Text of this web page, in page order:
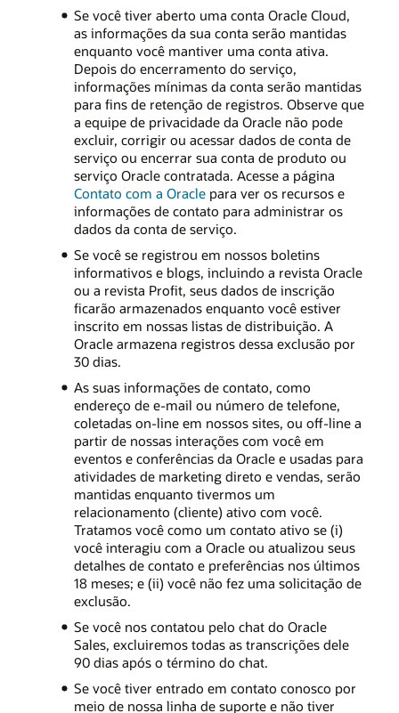
Se você tiver aberto uma conta Oracle Cloud,
as informações da sua conta serão mantidas
enquanto você mantiver uma conta ativa.
Depois do encerramento do serviço,
informações mínimas da conta serão mantidas
para fins de retenção de registros. Observe que
a equipe de privacidade da Oracle não pode
excluir, corrigir ou acessar dados de conta de
serviço ou encerrar sua conta de produto ou
serviço Oracle contratada. Acesse a página
Contato com a Oraclepara ver os recursos e
informações de contato para administrar os
dados da conta de serviço.
Se você se registrou em nossos boletins
informativos e blogs, incluindo a revista Oracle
ou a revista Profit, seus dados de inscrição
ficarão armazenados enquanto você estiver
inscrito em nossas listas de distribuição. A
Oracle armazena registros dessa exclusão por
30 dias.
As suas informações de contato, como
endereço de e-mail ou número de telefone,
coletadas on-line em nossos sites, ou off-line a
partir de nossas interações com você em
eventos e conferências da Oracle e usadas para
atividades de marketing direto e vendas, serão
mantidas enquanto tivermos um
relacionamento (cliente) ativo com você.
Tratamos você como um contato ativo se (i)
você interagiu com a Oracle ou atualizou seus
detalhes de contato e preferências nos últimos
18 meses; e (ii) você não fez uma solicitação de
exclusão.
Se você nos contatou pelo chat do Oracle
Sales, excluiremos todas as transcrições dele
90 dias após o término do chat.
Se você tiver entrado em contato conosco por
meio de nossa linha de suporte e não tiver